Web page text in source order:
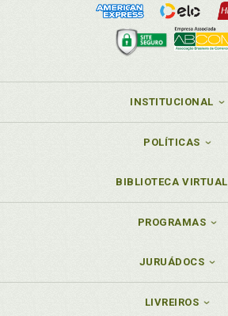
INSTITUCIONAL
POLÍTICAS
BIBLIOTECA VIRTUAL
PROGRAMAS
JURUÁDOCS
LIVREIROS